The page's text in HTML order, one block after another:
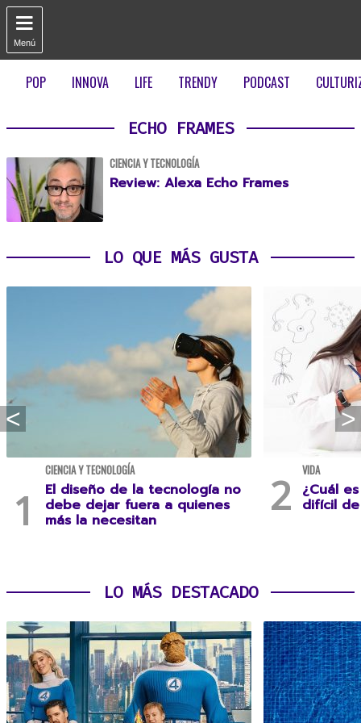

Menú
POP INNOVA LIFE TRENDY PODCAST
ECHO FRAMES
CIENCIA Y TECNOLOGÍA
Review: Alexa Echo Frames
LO QUE MÁS GUSTA
CIENCIA Y TECNOLOGÍA
El diseño de la tecnología no
debe dejar fuera a quienes
más la necesitan
VIDA
¿Cuál
difícil
LO MÁS DESTACADO